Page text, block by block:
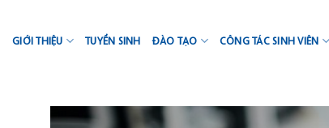
content
GIỚI THIỆU TUYỂN SINH ĐÀO TẠO CÔNG TÁC SINH VIÊN